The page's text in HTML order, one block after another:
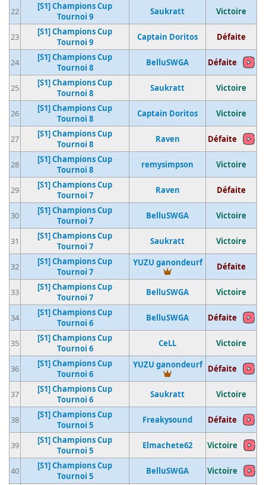
22
[S1] Champions Cup
Tournoi 9
Saukratt Victoire
23
[S1] Champions Cup
Tournoi 9
Captain Doritos Défaite
24
[S1] Champions Cup
Tournoi 8
BelluSWGA Défaite
25
[S1] Champions Cup
Tournoi 8
Saukratt Victoire
26
[S1] Champions Cup
Tournoi 8
Captain Doritos Victoire
27
[S1] Champions Cup
Tournoi 8
Raven Défaite
28
[S1] Champions Cup
Tournoi 8
remysimpson Victoire
29
[S1] Champions Cup
Tournoi 7
Raven Défaite
30
[S1] Champions Cup
Tournoi 7
BelluSWGA Victoire
31
[S1] Champions Cup
Tournoi 7
Saukratt Victoire
32
[S1] Champions Cup
Tournoi 7
YUZU ganondeurf
Vainqueur du tournoi
Défaite
33
[S1] Champions Cup
Tournoi 7
BelluSWGA Victoire
34
[S1] Champions Cup
Tournoi 6
BelluSWGA Défaite
35
[S1] Champions Cup
Tournoi 6
CeLL Victoire
36
[S1] Champions Cup
Tournoi 6
YUZU ganondeurf
Vainqueur du tournoi
Défaite
37
[S1] Champions Cup
Tournoi 6
Saukratt Victoire
38
[S1] Champions Cup
Tournoi 5
Freakysound Défaite
39
[S1] Champions Cup
Tournoi 5
Elmachete62 Victoire
40
[S1] Champions Cup
Tournoi 5
BelluSWGA Victoire